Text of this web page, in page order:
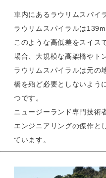
車内にあるラウリムスパイ
ラウリムスパイラルは
このような高低差をスイス
場合、大規模な高架橋やト
ラウリムスパイラルは元の
橋を殆ど必要としないよう
つです。
ニュージーランド専門技術
エンジニアリングの傑作と
ています。